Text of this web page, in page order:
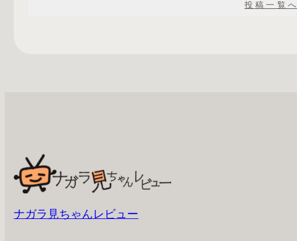
投稿一覧へ
ナガラ見ちゃんレビュー